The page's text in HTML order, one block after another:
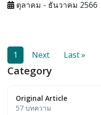
ตุลาคม - ธันวาคม 2566
1 Next Last »
Category
Original Article
57 บทความ